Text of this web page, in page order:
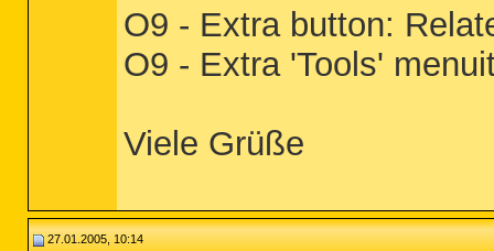
O9 - Extra button:
O9 - Extra 'Tools'
Viele Grüße
27.01.2005, 10:14